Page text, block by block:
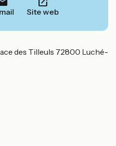
Site web
des Tilleuls 72800 Luché-